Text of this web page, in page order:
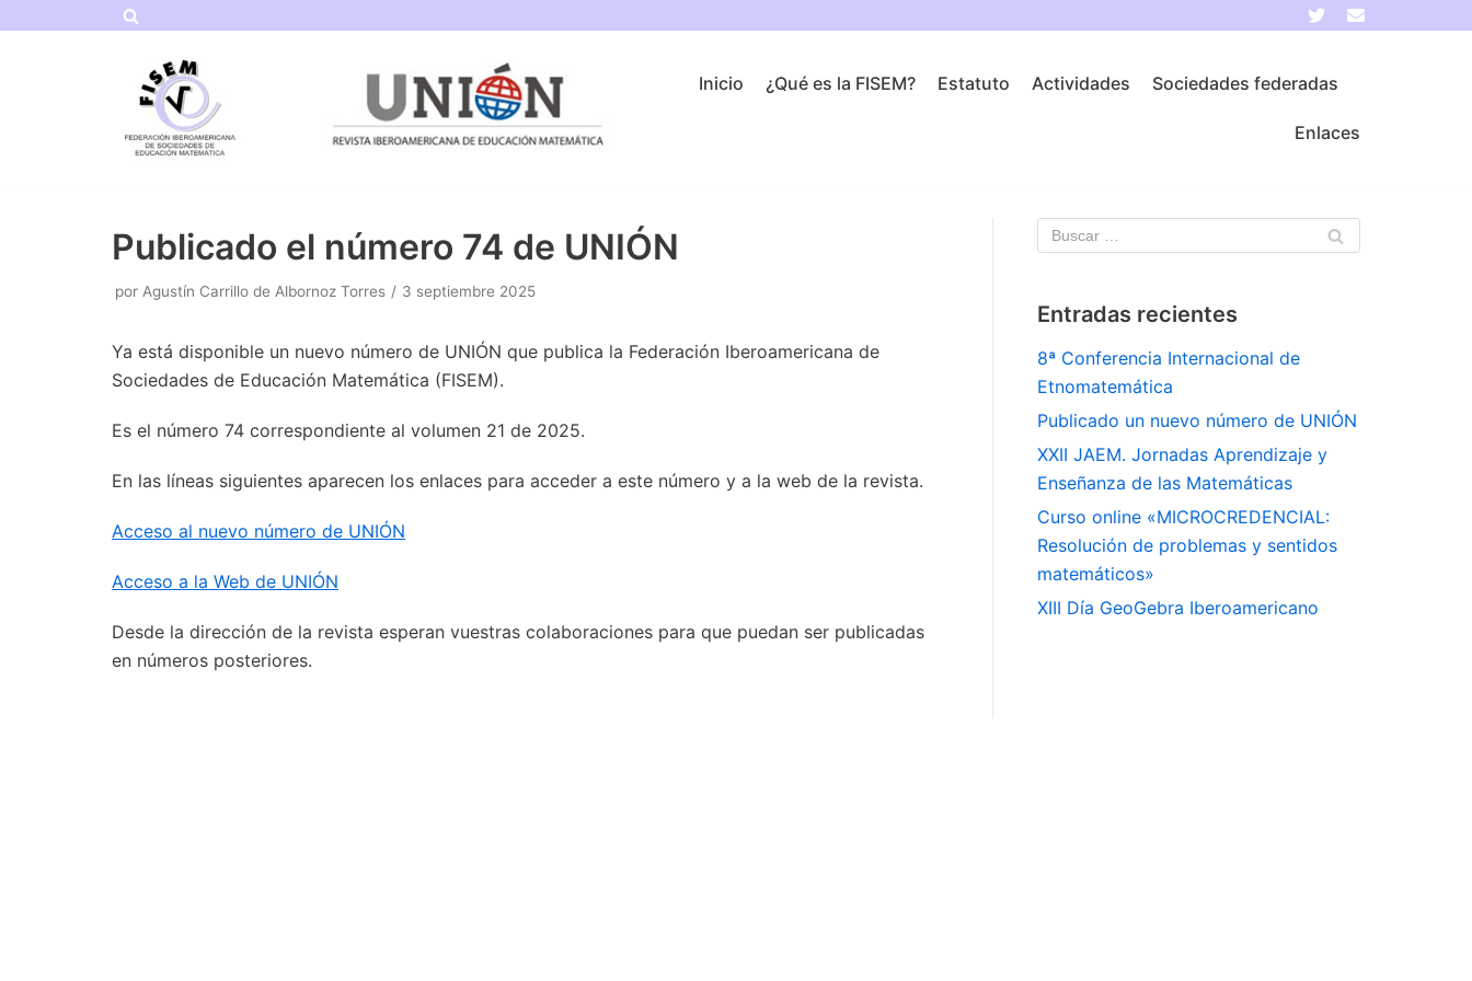
Inicio ¿Qué es la FISEM? Estatuto Actividades Sociedades federadas
Enlaces
Publicado el número 74 de UNIÓN
por Agustín Carrillo de Albornoz Torres 3 septiembre 2025
Ya está disponible un nuevo número de UNIÓN que publica la Federación Iberoamericana de
Sociedades de Educación Matemática (FISEM).
Es el número 74 correspondiente al volumen 21 de 2025.
En las líneas siguientes aparecen los enlaces para acceder a este número y a la web de la revista.
Acceso al nuevo número de UNIÓN
Acceso a la Web de UNIÓN
Desde la dirección de la revista esperan vuestras colaboraciones para que puedan ser publicadas
en números posteriores.
Entradas recientes
8ª Conferencia Internacional de
Etnomatemática
Publicado un nuevo número de UNIÓN
XXII JAEM. Jornadas Aprendizaje y
Enseñanza de las Matemáticas
Curso online «MICROCREDENCIAL:
Resolución de problemas y sentidos
matemáticos»
XIII Día GeoGebra Iberoamericano